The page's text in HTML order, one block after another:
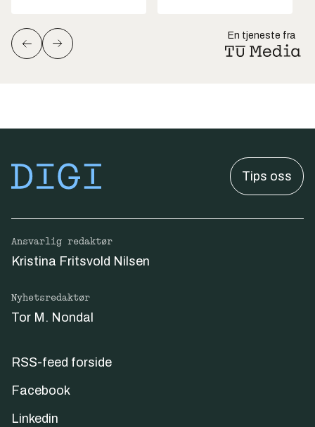
En tjeneste fra
Tips oss
Ansvarlig redaktør
Kristina Fritsvold Nilsen
Nyhetsredaktør
Tor M. Nondal
RSS-feed forside
Facebook
Linkedin